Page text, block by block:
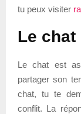
tu peux visiter
Le chat
Le chat est
partager son
chat, tu te
conflit. La